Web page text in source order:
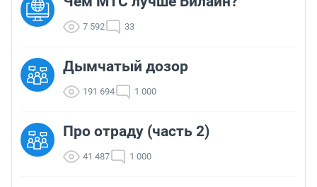
7 592 33
Дымчатый дозор
191 694 1 000
Про отраду (часть 2)
41 487 1 000